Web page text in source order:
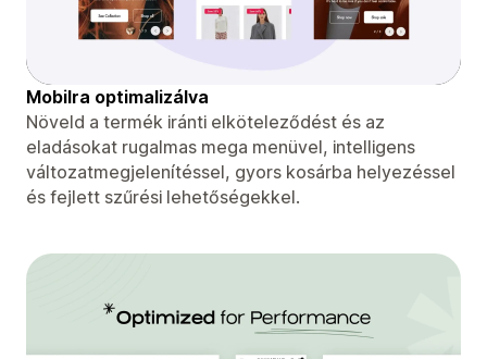
Mobilra optimalizálva
Növeld a termék iránti elköteleződést és az
eladásokat rugalmas mega menüvel, intelligens
változatmegjelenítéssel, gyors kosárba helyezéssel
és fejlett szűrési lehetőségekkel.